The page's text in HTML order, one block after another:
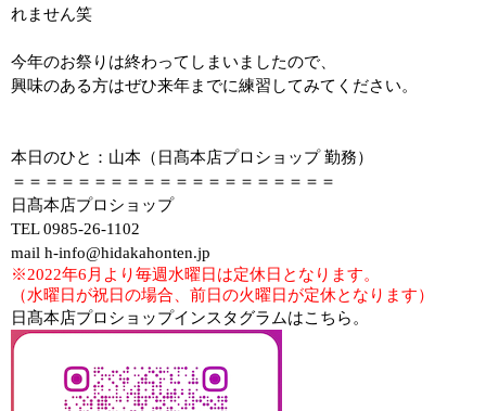
れません笑
今年のお祭りは終わってしまいましたので、
興味のある方はぜひ来年までに練習してみてください。
本日のひと：山本（日髙本店プロショップ 勤務）
＝＝＝＝＝＝＝＝＝＝＝＝＝＝＝＝＝＝＝＝
日髙本店プロショップ
TEL 0985-26-1102
mail h-info@hidakahonten.jp
※2022年6月より毎週水曜日は定休日となります。
（水曜日が祝日の場合、前日の火曜日が定休となります）
日髙本店プロショップインスタグラムはこちら。